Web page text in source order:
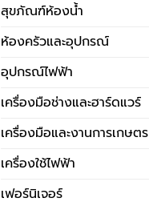
สุขภัณฑ์ห้องน้ำ
ห้องครัวและอุปกรณ์
อุปกรณ์ไฟฟ้า
เครื่องมือช่างและฮาร์ดแวร์
เครื่องมือและงานการเกษตร
เครื่องใช้ไฟฟ้า
เฟอร์นิเจอร์